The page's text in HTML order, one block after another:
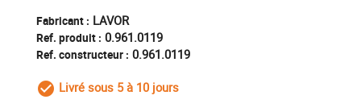
Fabricant : LAVOR
Ref. produit : 0.961.0119
Ref. constructeur : 0.961.0119
check_circle_outline
Livré sous 5 à 10 jours